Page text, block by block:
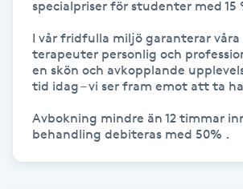
Kroppspeeling
Käkledsbehandling
Kärlbehandling
specialpriser för studenter med 15
I vår fridfulla miljö garanterar våra
terapeuter personlig och
en skön och avkopplande
tid idag – vi ser fram emot att ta
Avbokning mindre än 12 timmar
behandling debiteras med 50% .